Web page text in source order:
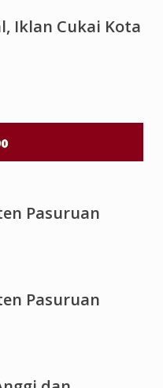
Iklan Cukai Kota
Pasuruan
Pasuruan